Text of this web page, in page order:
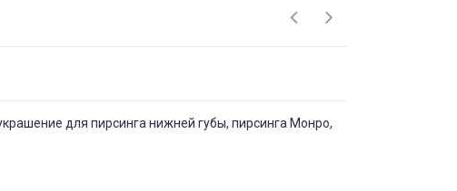
для пирсинга нижней губы, пирсинга Монро,